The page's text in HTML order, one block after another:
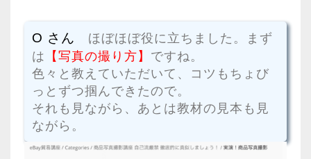
O さん ほぼほぼ役に立ちました。まず
は
【写真の撮り方】 ですね。
色々と教えていただいて、コツもちょび
っとずつ掴んできたので。
それも見ながら、あとは教材の見本も見
ながら。